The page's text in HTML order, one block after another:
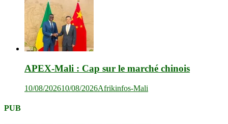
APEX-Mali : Cap sur le marché chinois
10/08/202610/08/2026Afrikinfos-Mali
PUB